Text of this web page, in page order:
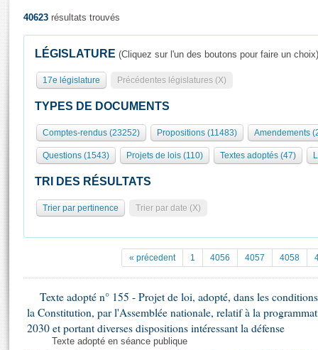
Présidence
577 députés
Groupes politiques
Séance publique
Commissions et autres organes
Europe et International
Pétitions
Projets de loi
Propositions de loi
Amendements
Rôle et pouvoirs de l'Assemblée
Organisation de l'Assemblée
Présidence Conférence des Présidents Bureau Collège des
Statistiques et chiffres clés
Documents de référence
( Constitution | Règlement de l'Assemblée ... )
Juniors
Visiter l'Assemblée
Visite virtuelle du palais Bourbon
Assister à une séance
Contacts et plan d'accès
Photos libres de droit
40623 résultats trouvés
LÉGISLATURE (Cliquez sur l'un des boutons pour faire un choix)
17e législature Précédentes législatures (X)
TYPES DE DOCUMENTS
Comptes-rendus (23252) Propositions (11483) Amendements
Questions (1543) Projets de lois (110) Textes adoptés (47)
TRI DES RÉSULTATS
Trier par pertinence Trier par date (X)
« précedent 1 4056 4057 4058
Texte adopté n° 155 - Projet de loi, adopté, dans les
la Constitution, par l'Assemblée nationale, relatif à la
2030 et portant diverses dispositions intéressant la défense
Texte adopté en séance publique